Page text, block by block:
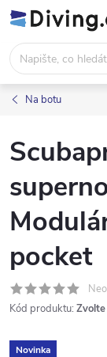
Přejít
na
obsah
Na botu
pocket
Kód produktu:
Novinka